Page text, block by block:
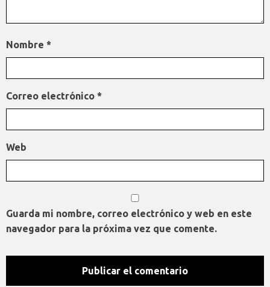
Nombre *
Correo electrónico *
Web
Guarda mi nombre, correo electrónico y web en este
navegador para la próxima vez que comente.